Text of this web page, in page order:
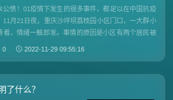
公愤！01疫情下发生的很多事件，都足以在中国抗疫
11月21日夜，重庆沙坪坝荔枝园小区门口，一大群小
着，情绪一触即发。事情的原因是小区有两个居民被
被“阳”的居民很委屈，我这久天天都呆在家里四门不
0 2022-11-29 09:55:16
了什么？